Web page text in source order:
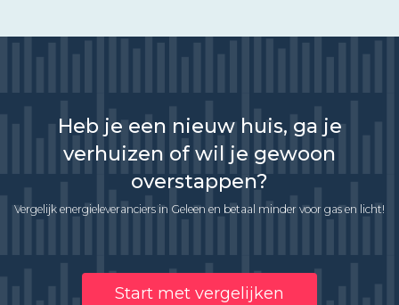
Heb je een nieuw huis, ga je
verhuizen of wil je gewoon
overstappen?
Vergelijk energieleveranciers in Geleen en betaal minder voor gas en licht!
Start met vergelijken